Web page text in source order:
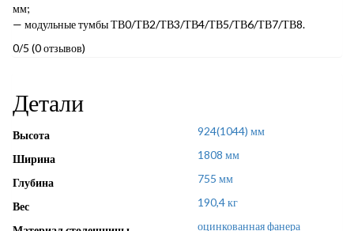
мм;
— модульные тумбы ТВ0/ТВ2/ТВ3/ТВ4/ТВ5/ТВ6/ТВ7/ТВ8.
0/5 (0 отзывов)
Детали
Высота 924(1044) мм
Ширина 1808 мм
Глубина 755 мм
Вес 190,4 кг
оцинкованная фанера